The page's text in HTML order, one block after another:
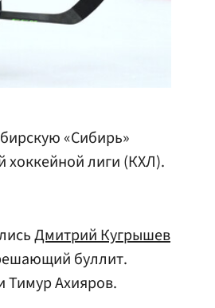
«Сибирь»
хоккейной лиги (КХЛ).
Дмитрий Кугрышев
буллит.
Тимур Ахияров.